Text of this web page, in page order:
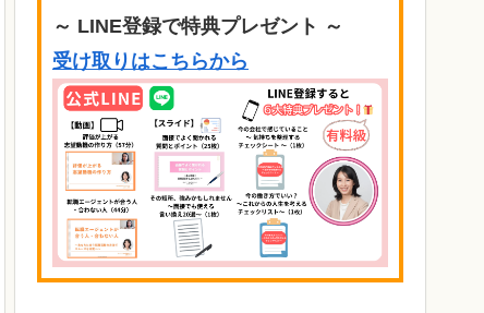
～ LINE登録で特典プレゼント ～
受け取りはこちらから